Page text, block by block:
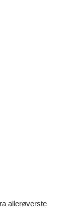
allerøverste